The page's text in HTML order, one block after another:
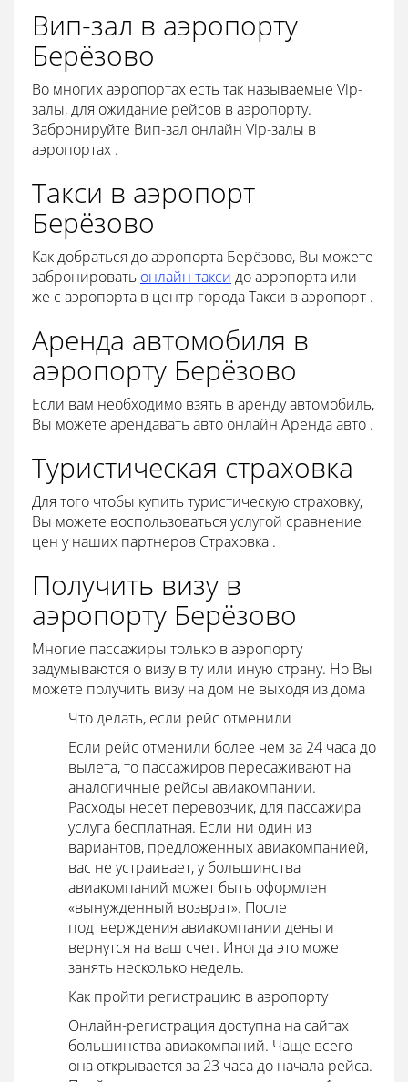
Вип-зал в аэропорту
Берёзово
Во многих аэропортах есть так называемые Vip-
залы, для ожидание рейсов в аэропорту.
Забронируйте Вип-зал онлайн Vip-залы в
аэропортах .
Такси в аэропорт
Берёзово
Как добраться до аэропорта Берёзово, Вы можете
забронировать онлайн такси до аэропорта или
же с аэропорта в центр города Такси в аэропорт .
Аренда автомобиля в
аэропорту Берёзово
Если вам необходимо взять в аренду автомобиль,
Вы можете арендавать авто онлайн Аренда авто .
Туристическая страховка
Для того чтобы купить туристическую страховку,
Вы можете воспользоваться услугой сравнение
цен у наших партнеров Страховка .
Получить визу в
аэропорту Берёзово
Многие пассажиры только в аэропорту
задумываются о визу в ту или иную страну. Но Вы
можете получить визу на дом не выходя из дома
Что делать, если рейс отменили
Если рейс отменили более чем за 24 часа до
вылета, то пассажиров пересаживают на
аналогичные рейсы авиакомпании.
Расходы несет перевозчик, для пассажира
услуга бесплатная. Если ни один из
вариантов, предложенных авиакомпанией,
вас не устраивает, у большинства
авиакомпаний может быть оформлен
«вынужденный возврат». После
подтверждения авиакомпании деньги
вернутся на ваш счет. Иногда это может
занять несколько недель.
Как пройти регистрацию в аэропорту
Онлайн-регистрация доступна на сайтах
большинства авиакомпаний. Чаще всего
она открывается за 23 часа до начала рейса.